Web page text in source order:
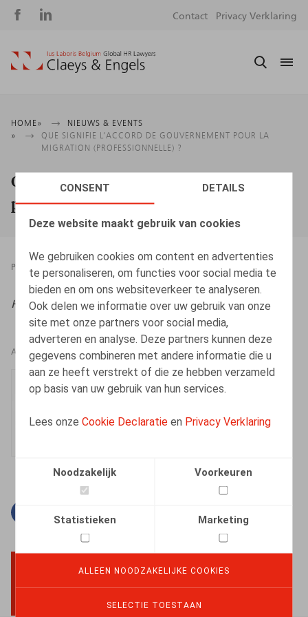
CONSENT DETAILS
Deze website maakt gebruik van cookies
We gebruiken cookies om content en advertenties
te personaliseren, om functies voor social media te
bieden en om ons websiteverkeer te analyseren.
Ook delen we informatie over uw gebruik van onze
site met onze partners voor social media,
adverteren en analyse. Deze partners kunnen deze
gegevens combineren met andere informatie die u
aan ze heeft verstrekt of die ze hebben verzameld
op basis van uw gebruik van hun services.
Lees onzeCookie Declaratie en Privacy Verklaring
Noodzakelijk Voorkeuren
Statistieken Marketing
ALLEEN NOODZAKELIJKE COOKIES
SELECTIE TOESTAAN
Social
Contact Privacy Verklaring
Kruimelpad
HOME
NIEUWS & EVENTS
QUE SIGNIFIE L’ACCORD DE GOUVERNEMENT POUR LA
MIGRATION (PROFESSIONNELLE) ?
Que signifie l’accord de gouvernement
pour la migration (professionnelle) ?
PRESSROOM 12.05.2025
HR.square (online),12/05/2025
AUTEURS
An-Julie Van Dyck
BACK TO TOP